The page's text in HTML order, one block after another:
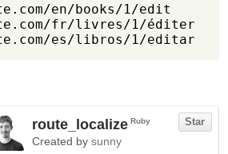
en/books/1/edit
fr/livres/1/éditer